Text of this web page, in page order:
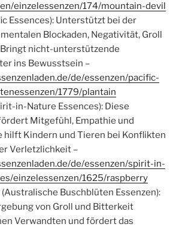
einzelessenzen/174/mountain-devil
Essences): Unterstützt bei der
Blockaden, Negativität, Groll
nicht-unterstützende
ins Bewusstsein –
de/essenzen/pacific-
1779/plantain
in-Nature Essences): Diese
Mitgefühl, Empathie und
hilft Kindern und Tieren bei Konflikten
Verletzlichkeit –
de/essenzen/spirit-in-
einzelessenzen/1625/raspberry
(Australische Buschblüten Essenzen):
von Groll und Bitterkeit
Verwandten und fördert das